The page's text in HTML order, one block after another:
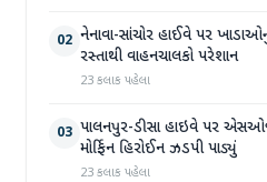
02 નેનાવા-સાંચોર હાઈવે પર
રસ્તાથી વાહનચાલકો પરેશાન
23 કલાક પહેલા
03 પાલનપુર-ડીસા હાઇવે પર
મોર્ફિન હિરોઈન ઝડપી પાડ્યું
23 કલાક પહેલા